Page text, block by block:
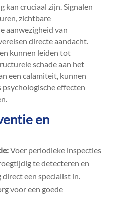
kan cruciaal zijn.​ Signalen
zichtbare
aanwezigheid van
directe aandacht.​
kunnen leiden tot
schade aan het
een calamiteit, kunnen
effecten
en
Voer periodieke inspecties
te detecteren en
een specialist in.​
voor een goede